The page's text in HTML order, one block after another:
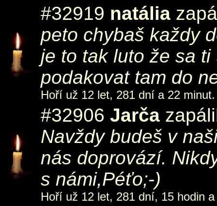
#32919 natália
peto chybaš každy
je to tak luto že sa
podakovat tam do
Hoří už 12 let, 281 dní a 22 minut.
#32906 Jarča
Navždy budeš v
nás doprovází.
s námi,Péťo;-)
Hoří už 12 let, 281 dní, 15 hodin